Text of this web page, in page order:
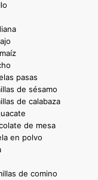
pasas
de sésamo
de calabaza
de mesa
en polvo
de comino